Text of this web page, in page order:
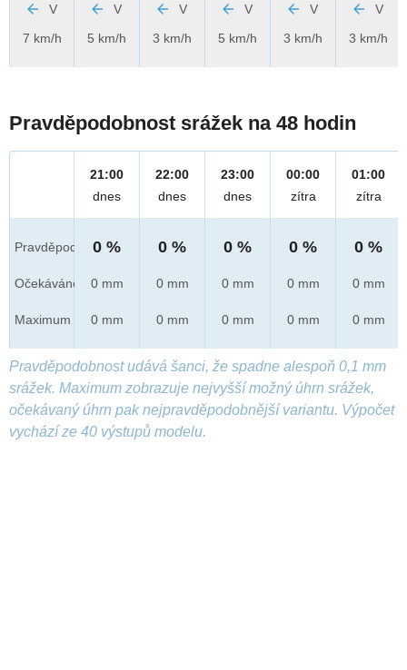
V
7 km/h
V
5 km/h
V
3 km/h
V
5 km/h
V
3 km/h
V
3 km/h
Pravděpodobnost srážek na 48 hodin
Pravděpod.
Očekáváno
Maximum
21:00
dnes
0 %
0 mm
0 mm
22:00
dnes
0 %
0 mm
0 mm
23:00
dnes
0 %
0 mm
0 mm
00:00
zítra
0 %
0 mm
0 mm
01:00
zítra
0 %
0 mm
0 mm
Pravděpodobnost udává šanci, že spadne alespoň 0,1 mm
srážek. Maximum zobrazuje nejvyšší možný úhrn srážek,
očekávaný úhrn pak nejpravděpodobnější variantu. Výpočet
vychází ze 40 výstupů modelu.